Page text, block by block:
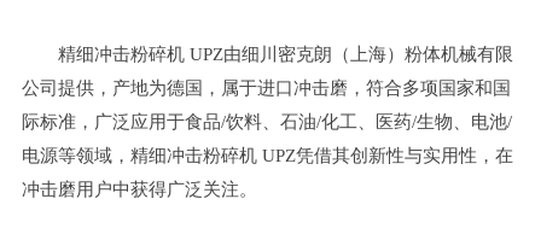
精细冲击粉碎机 UPZ由细川密克朗（上海）粉体机械有限
公司提供，产地为德国，属于进口冲击磨，符合多项国家和国
际标准，广泛应用于食品/饮料、石油/化工、医药/生物、电池/
电源等领域，精细冲击粉碎机 UPZ凭借其创新性与实用性，在
冲击磨用户中获得广泛关注。